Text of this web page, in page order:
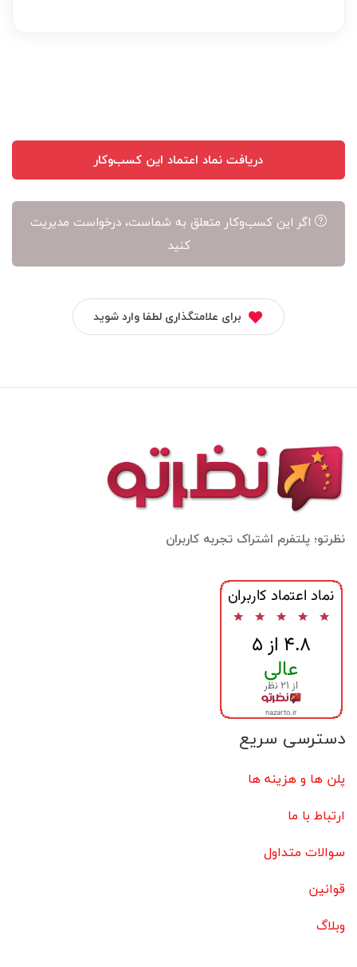
دریافت نماد اعتماد این کسب‌وکار
اگر این کسب‌وکار متعلق به شماست، درخواست مدیریت
کنید
برای علامتگذاری لطفا وارد شوید
نظرتو؛ پلتفرم اشتراک تجربه کاربران
دسترسی سریع
پلن ها و هزینه ها
ارتباط با ما
سوالات متداول
قوانین
وبلاگ